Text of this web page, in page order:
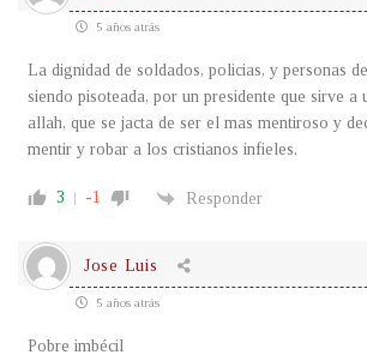
5 años atrás
La dignidad de soldados, policias, y personas
siendo pisoteada, por un presidente que sirve
allah, que se jacta de ser el mas mentiroso y
mentir y robar a los cristianos infieles.
3 -1 Responder
Jose Luis
5 años atrás
Pobre imbécil